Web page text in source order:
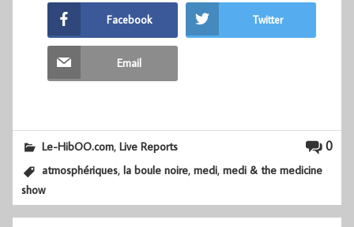
Facebook Twitter
Email
0
Le-HibOO.com,Live Reports
atmosphériques,la boule noire,medi,medi & the medicine
show